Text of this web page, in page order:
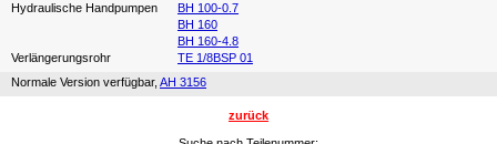
Hydraulische Handpumpen
BH 100-0.7
BH 160
BH 160-4.8
Verlängerungsrohr
TE 1/8BSP 01
Normale Version verfügbar, AH 3156
zurück